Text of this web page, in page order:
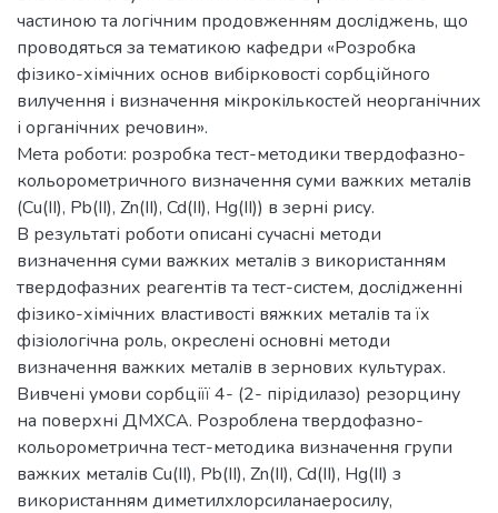
частиною та логічним продовженням досліджень, що
проводяться за тематикою кафедри «Розробка
фізико-хімічних основ вибірковості сорбційного
вилучення і визначення мікрокількостей неорганічних
і органічних речовин».
Мета роботи: розробка тест-методики твердофазно-
кольорометричного визначення суми важких металів
(Cu(II), Pb(II), Zn(II), Cd(II), Hg(II)) в зерні рису.
В результаті роботи описані сучасні методи
визначення суми важких металів з використанням
твердофазних реагентів та тест-систем, дослідженні
фізико-хімічних властивості вяжких металів та їх
фізіологічна роль, окреслені основні методи
визначення важких металів в зернових культурах.
Вивчені умови сорбціїї 4- (2- пірідилазо) резорцину
на поверхні ДМХСА. Розроблена твердофазно-
кольорометрична тест-методика визначення групи
важких металів Cu(II), Pb(II), Zn(II), Cd(II), Hg(II) з
використанням диметилхлорсиланаеросилу,